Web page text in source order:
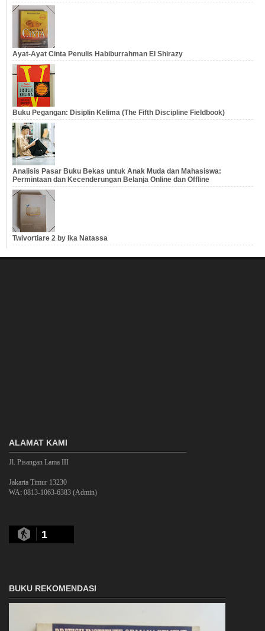
Ayat-Ayat Cinta Penulis Habiburrahman El Shirazy
Buku Pegangan: Disiplin Kelima (The Fifth Discipline Fieldbook)
Analisis Pasar Buku Bekas untuk Anak Muda dan Mahasiswa:
Permintaan dan Kecenderungan Belanja Online dan Offline
Twivortiare 2 by Ika Natassa
ALAMAT KAMI
Jl. Pisangan Lama III
Jakarta Timur 13230
WA: 0813-1063-6383 (Admin)
1
BUKU REKOMENDASI